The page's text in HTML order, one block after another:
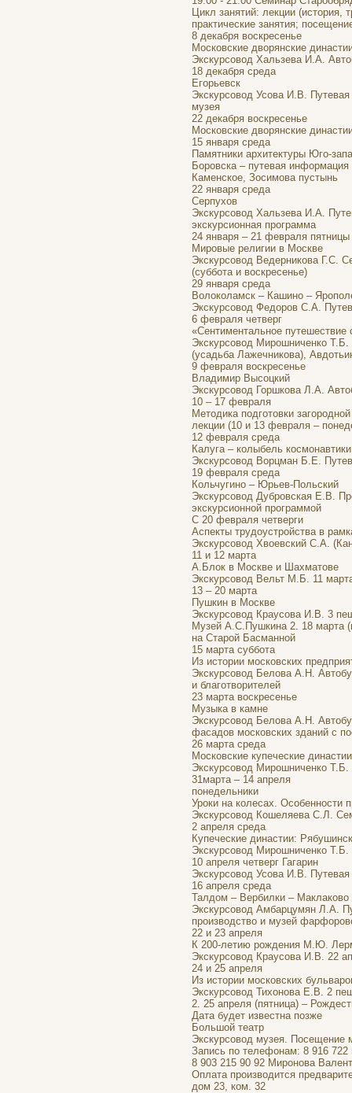
Цикл занятий: лекции (история,
практические занятия;
8 декабря воскресенье
Московские дворянские
Экскурсовод Хальзева И.А.
18 декабря среда
Егорьевск
Экскурсовод Усова И.В.
музея
22 декабря воскресенье
Московские дворянские
15 января среда
Памятники архитектуры Юго-
Боровска – путевая
Каменское, Зосимова пустынь
22 января среда
Серпухов
Экскурсовод Хальзева И.А.
экскурсионная программа
24 января – 21 февраля пятницы
Мировые религии в Москве
Экскурсовод Ведерникова Г.С.
(суббота и воскресенье)
29 января среда
Волоколамск – Кашино –
Экскурсовод Федоров С.А.
6 февраля четверг
«Сентиментальное
Экскурсовод Мирошниченко Т.Б.
(усадьба Лажечникова),
9 февраля воскресенье
Владимир Высоцкий
Экскурсовод Горшкова Л.А.
10 – 17 февраля
Методика подготовки
лекции (10 и 13 февраля –
12 февраля среда
Калуга – колыбель космонавтики
Экскурсовод Ворцман Б.Е.
19 февраля среда
Кольчугино – Юрьев-Польский
Экскурсовод Дубровская Е.В.
экскурсионной программой
С 20 февраля четверги
Аспекты трудоустройства в
Экскурсовод Хвоевский С.А.
11 и 12 марта
А.Блок в Москве и Шахматове
Экскурсовод Вельт М.Б. 11
13 – 20 марта
Пушкин в Москве
Экскурсовод Краусова И.В. 3
Музей А.С.Пушкина 2. 18 марта
на Старой Басманной
15 марта суббота
Из истории московских
Экскурсовод Белова А.Н.
и благотворителей
23 марта воскресенье
Музыка в камне
Экскурсовод Белова А.Н.
фасадов московских зданий с
26 марта среда
Московские купеческие
Экскурсовод Мирошниченко Т.Б.
31марта – 14 апреля
понедельники
Уроки на колесах. Особенности
Экскурсовод Кошеляева С.Л.
2 апреля среда
Купеческие династии:
Экскурсовод Мирошниченко Т.Б.
10 апреля четверг Гагарин
Экскурсовод Усова И.В.
16 апреля среда
Талдом – Вербилки – Маклаково
Экскурсовод Амбарцумян Л.А.
производство и музей
22 и 23 апреля
К 200-летию рождения М.Ю.
Экскурсовод Краусова И.В. 22
24 и 25 апреля
Из истории московских
Экскурсовод Тихонова Е.В. 2
2. 25 апреля (пятница) –
Дата будет известна позже
Большой театр
Экскурсовод музея. Посещение
Запись по телефонам: 8 916 722
8 903 215 90 92 Миронова
Оплата производится
дом 23, ком. 32